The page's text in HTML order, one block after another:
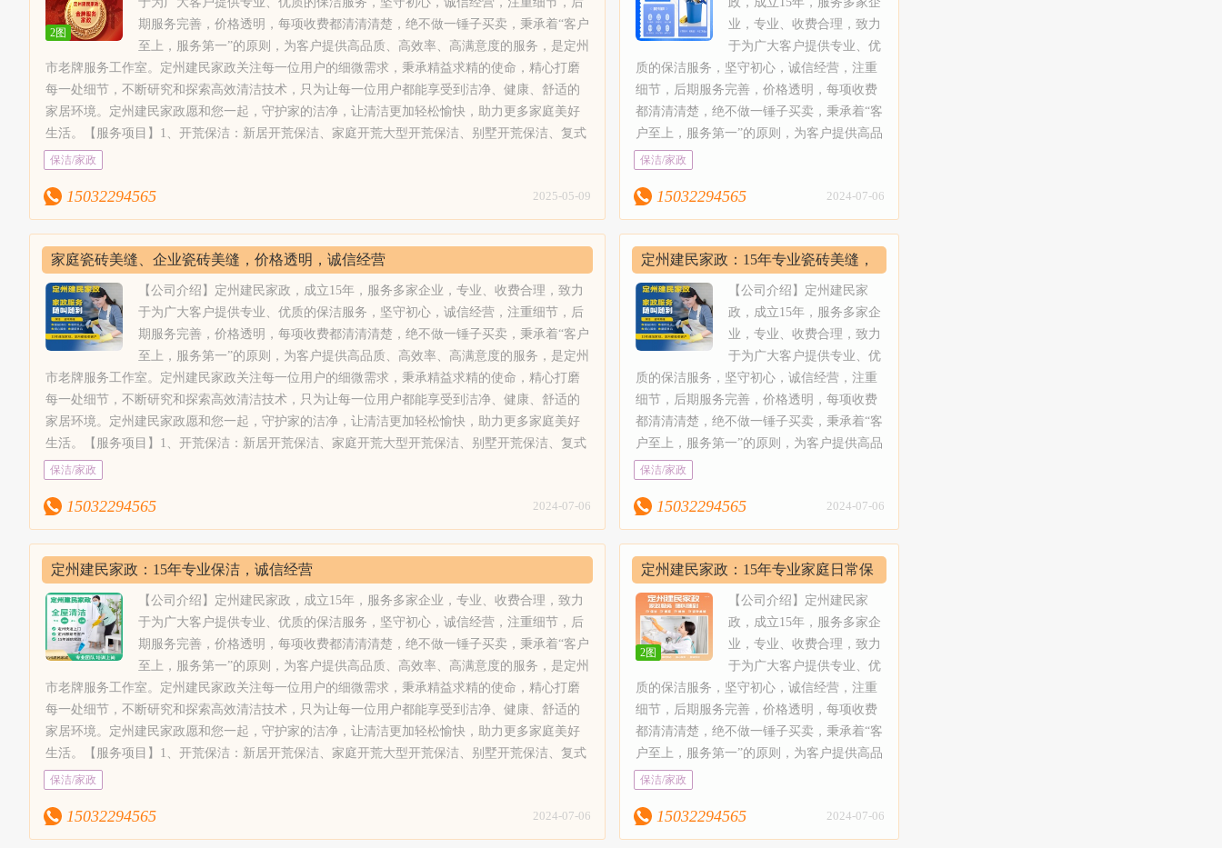
建民家政专业的服务人员上门提供专业的服
务；3、检查好服务区域及范围干净、无灰
尘，物品整理归位；4、客户亲自验收，满
意后确认。【服务保障】1、员工为固定员
工。2、员工都经过专业培训，并且还会不
定期的组织培训和学习，以提高定州建民家
政员工的服务技能和服务水平。3、我们员
工自己携带保洁工具和清洁剂，尽量不麻烦
客户。定州建民家政所有清洁剂为绿色，环
保，中性的清洁剂对你的家居倍加呵护。
务收费】定州建民家政需要根据具体面积、
清理难度等进行收费。
无污渍、光亮洁净。6、专业美缝：瓷砖美
缝剂施工、真瓷胶施工、瓷砖美缝、瓷砖黑
缝处理、瓷砖美容、地砖美缝等，定州建民
家政选取正规卓高美缝剂，绿色环保无污
染，可扫描瓶身查验真伪；7、地毯清洗：
山庄地毯清洗，沙发清洗、皮沙发清洗保
楼地毯、家用块毯，纯毛块毯、纤维块毯，
混纺地毯清洗。8、沙发清洗；皮革工艺清
装纱窗；10、家具家电清洗：抽油烟机清
洗、布艺沙发清洗、吊顶灯清洗、水晶灯清
洗、地毯清洗等。【服务流程】1、接收到
预约，售前客服联系确定好时间；2、定州
建民家政专业的服务人员上门提供专业的服
务；3、检查好服务区域及范围干净、无灰
尘，物品整理归位；4、客户亲自验收，满
意后确认。【服务保障】1、员工为固定员
工。2、员工都经过专业培训，并且还会不
定期的组织培训和学习，以提高定州建民家
政员工的服务技能和服务水平。3、我们员
工自己携带保洁工具和清洁剂，尽量不麻烦
客户。定州建民家政所有清洁剂为绿色，环
保，中性的清洁剂对你的家居倍加呵护。
务收费】定州建民家政需要根据具体面积、
清理难度等进行收费。
养、清洗消毒，家庭块毯、酒店地毯，商务楼地毯、家用块毯，纯毛块毯、纤维块毯，混纺地毯
清洗。8、沙发清洗；皮革工艺清洗、真皮工艺清洗。9、纱窗安装：专业安装纱窗；10、家具家
电清洗：抽油烟机清洗、布艺沙发清洗、吊顶灯清洗、水晶灯清洗、地毯清洗等。【服务流程】
1、接收到预约，售前客服联系确定好时间；2、定州建民家政专业的服务人员上门提供专业的服
务；3、检查好服务区域及范围干净、无灰尘，物品整理归位；4、客户亲自验收，满意后确认。
【服务保障】1、员工为固定员工。2、员工都经过专业培训，并且还会不定期的组织培训和学
习，以提高定州建民家政员工的服务技能和服务水平。3、我们员工自己携带保洁工具和清洁剂，
尽量不麻烦客户。定州建民家政所有清洁剂为绿色，环保，中性的清洁剂对你的家居倍加呵护。
4、明码标价，满意付款，不收小费。【服务收费】定州建民家政需要根据具体面积、清理难度等
进行收费。
1、开荒保洁：新居开荒保洁、家庭开荒大
型开荒保洁、别墅开荒保洁、复式楼开荒保
洁、空房开荒，山庄，别墅，四合院，宾
馆，家庭开荒保洁、医院保洁、学校保洁、
公司保洁、仓库保洁等；2、别墅开荒保
洁：定州建民家政配合专业保洁工具、设备
和各种类型的清洁剂，经验丰富的现场调
度、指挥者，技能熟练的保洁员；3、家庭
精细保洁：二手房保洁、出租房保洁、空房
清洗保洁、闲置房保洁、新居居室保洁；
4、物业保洁：专业保洁人员，制定物业保
洁标准，配合实施物业保洁管理制度，让小
区业主生活的更安心；5、玻璃清洗：采用
双擦技术，做到玻璃表面无水痕、无手印、
无污渍、光亮洁净。6、专业美缝：瓷砖美
缝剂施工、真瓷胶施工、瓷砖美缝、瓷砖黑
缝处理、瓷砖美容、地砖美缝等，定州建民
家政选取正规卓高美缝剂，绿色环保无污
染，可扫描瓶身查验真伪；7、地毯清洗：
山庄地毯清洗，沙发清洗、皮沙发清洗保
楼地毯、家用块毯，纯毛块毯、纤维块毯，
混纺地毯清洗。8、沙发清洗；皮革工艺清
装纱窗；10、家具家电清洗：抽油烟机清
洗、布艺沙发清洗、吊顶灯清洗、水晶灯清
洗、地毯清洗等。【服务流程】1、接收到
预约，售前客服联系确定好时间；2、定州
建民家政专业的服务人员上门提供专业的服
务；3、检查好服务区域及范围干净、无灰
尘，物品整理归位；4、客户亲自验收，满
意后确认。【服务保障】1、员工为固定员
工。2、员工都经过专业培训，并且还会不
定期的组织培训和学习，以提高定州建民家
政员工的服务技能和服务水平。3、我们员
工自己携带保洁工具和清洁剂，尽量不麻烦
客户。定州建民家政所有清洁剂为绿色，环
保，中性的清洁剂对你的家居倍加呵护。
2图
期服务完善，价格透明，每项收费都清清清楚，绝不做一锤子买卖，秉承着“客户
至上，服务第一”的原则，为客户提供高品质、高效率、高满意度的服务，是定州
市老牌服务工作室。定州建民家政关注每一位用户的细微需求，秉承精益求精的使命，精心打磨
每一处细节，不断研究和探索高效清洁技术，只为让每一位用户都能享受到洁净、健康、舒适的
家居环境。定州建民家政愿和您一起，守护家的洁净，让清洁更加轻松愉快，助力更多家庭美好
生活。【服务项目】1、开荒保洁：新居开荒保洁、家庭开荒大型开荒保洁、别墅开荒保洁、复式
楼开荒保洁、空房开荒，山庄，别墅，四合院，宾馆，家庭开荒保洁、医院保洁、学校保洁、公
洁剂，经验丰富的现场调度、指挥者，技能熟练的保洁员；3、家庭精细保洁：二手房保洁、出租
房保洁、空房清洗保洁、闲置房保洁、新居居室保洁；4、物业保洁：专业保洁人员，制定物业保
做到玻璃表面无水痕、无手印、无污渍、光亮洁净。6、专业美缝：瓷砖美缝剂施工、真瓷胶施
工、瓷砖美缝、瓷砖黑缝处理、瓷砖美容、地砖美缝等，定州建民家政选取正规卓高美缝剂，绿
色环保无污染，可扫描瓶身查验真伪；7、地毯清洗：山庄地毯清洗，沙发清洗、皮沙发清洗保
养、清洗消毒，家庭块毯、酒店地毯，商务楼地毯、家用块毯，纯毛块毯、纤维块毯，混纺地毯
清洗。8、沙发清洗；皮革工艺清洗、真皮工艺清洗。9、纱窗安装：专业安装纱窗；10、家具家
电清洗：抽油烟机清洗、布艺沙发清洗、吊顶灯清洗、水晶灯清洗、地毯清洗等。【服务流程】
1、接收到预约，售前客服联系确定好时间；2、定州建民家政专业的服务人员上门提供专业的服
务；3、检查好服务区域及范围干净、无灰尘，物品整理归位；4、客户亲自验收，满意后确认。
【服务保障】1、员工为固定员工。2、员工都经过专业培训，并且还会不定期的组织培训和学
习，以提高定州建民家政员工的服务技能和服务水平。3、我们员工自己携带保洁工具和清洁剂，
尽量不麻烦客户。定州建民家政所有清洁剂为绿色，环保，中性的清洁剂对你的家居倍加呵护。
4、明码标价，满意付款，不收小费。【服务收费】定州建民家政需要根据具体面积、清理难度等
进行收费。
保洁/家政
15032294565 2025-05-09
业，专业、收费合理，致力
于为广大客户提供专业、优
质的保洁服务，坚守初心，诚信经营，注重
细节，后期服务完善，价格透明，每项收费
都清清清楚，绝不做一锤子买卖，秉承着“客
户至上，服务第一”的原则，为客户提供高品
质、高效率、高满意度的服务，是定州市老
户的细微需求，秉承精益求精的使命，精心
打磨每一处细节，不断研究和探索高效清洁
健康、舒适的家居环境。定州建民家政愿和
您一起，守护家的洁净，让清洁更加轻松愉
快，助力更多家庭美好生活。【服务项目】
1、开荒保洁：新居开荒保洁、家庭开荒大
型开荒保洁、别墅开荒保洁、复式楼开荒保
洁、空房开荒，山庄，别墅，四合院，宾
馆，家庭开荒保洁、医院保洁、学校保洁、
公司保洁、仓库保洁等；2、别墅开荒保
洁：配合专业保洁工具、设备和各种类型的
清洁剂，经验丰富的现场调度、指挥者，技
能熟练的保洁员；3、家庭精细保洁：二手
房保洁、出租房保洁、空房清洗保洁、闲置
房保洁、新居居室保洁；4、物业保洁：专
业保洁人员，制定物业保洁标准，配合实施
物业保洁管理制度，让小区业主生活的更安
心；5、玻璃清洗：采用双擦技术，做到玻
璃表面无水痕、无手印、无污渍、光亮洁
净。6、专业美缝：瓷砖美缝剂施工、真瓷
胶施工、瓷砖美缝、瓷砖黑缝处理、瓷砖美
容、地砖美缝等，选取正规卓高美缝剂，绿
色环保无污染，可扫描瓶身查验真伪；7、
地毯清洗：山庄地毯清洗，沙发清洗、皮沙
发清洗保养、清洗消毒，家庭块毯、酒店地
维块毯，混纺地毯清洗。8、沙发清洗；皮
革工艺清洗、真皮工艺清洗。9、纱窗安
保洁/家政
15032294565 2024-07-06
家庭瓷砖美缝、企业瓷砖美缝，价格透明，诚信经营
【公司介绍】定州建民家政，成立15年，服务多家企业，专业、收费合理，致力
于为广大客户提供专业、优质的保洁服务，坚守初心，诚信经营，注重细节，后
期服务完善，价格透明，每项收费都清清清楚，绝不做一锤子买卖，秉承着“客户
至上，服务第一”的原则，为客户提供高品质、高效率、高满意度的服务，是定州
市老牌服务工作室。定州建民家政关注每一位用户的细微需求，秉承精益求精的使命，精心打磨
每一处细节，不断研究和探索高效清洁技术，只为让每一位用户都能享受到洁净、健康、舒适的
家居环境。定州建民家政愿和您一起，守护家的洁净，让清洁更加轻松愉快，助力更多家庭美好
生活。【服务项目】1、开荒保洁：新居开荒保洁、家庭开荒大型开荒保洁、别墅开荒保洁、复式
楼开荒保洁、空房开荒，山庄，别墅，四合院，宾馆，家庭开荒保洁、医院保洁、学校保洁、公
富的现场调度、指挥者，技能熟练的保洁员；3、家庭精细保洁：二手房保洁、出租房保洁、空房
清洗保洁、闲置房保洁、新居居室保洁；4、物业保洁：专业保洁人员，制定物业保洁标准，配合
无水痕、无手印、无污渍、光亮洁净。6、专业美缝：瓷砖美缝剂施工、真瓷胶施工、瓷砖美缝、
瓷砖黑缝处理、瓷砖美容、地砖美缝等，选取正规卓高美缝剂，绿色环保无污染，可扫描瓶身查
验真伪；7、地毯清洗：山庄地毯清洗，沙发清洗、皮沙发清洗保养、清洗消毒，家庭块毯、酒店
地毯，商务楼地毯、家用块毯，纯毛块毯、纤维块毯，混纺地毯清洗。8、沙发清洗；皮革工艺清
洗、真皮工艺清洗。9、纱窗安装：专业安装纱窗；10、家具家电清洗：抽油烟机清洗、布艺沙发
清洗、吊顶灯清洗、水晶灯清洗、地毯清洗等。【服务流程】1、接收到预约，售前客服联系确定
好时间；2、专业的服务人员上门提供专业的服务；3、检查好服务区域及范围干净、无灰尘，物
品整理归位；4、客户亲自验收，满意后确认。【服务保障】1、员工为固定员工。2、员工都经过
专业培训，并且还会不定期的组织培训和学习，以提高员工的服务技能和服务水平。3、我们员工
自己携带保洁工具和清洁剂，尽量不麻烦客户。所有清洁剂为绿色，环保，中性的清洁剂对你的
家居倍加呵护。4、明码标价，满意付款，不收小费。【服务收费】需要根据具体面积、清理难度
等进行收费。
保洁/家政
15032294565 2024-07-06
定州建民家政：15年专业瓷砖美缝，
价格透明
【公司介绍】定州建民家
政，成立15年，服务多家企
业，专业、收费合理，致力
于为广大客户提供专业、优
质的保洁服务，坚守初心，诚信经营，注重
细节，后期服务完善，价格透明，每项收费
都清清清楚，绝不做一锤子买卖，秉承着“客
户至上，服务第一”的原则，为客户提供高品
质、高效率、高满意度的服务，是定州市老
户的细微需求，秉承精益求精的使命，精心
打磨每一处细节，不断研究和探索高效清洁
健康、舒适的家居环境。定州建民家政愿和
您一起，守护家的洁净，让清洁更加轻松愉
快，助力更多家庭美好生活。【服务项目】
1、开荒保洁：新居开荒保洁、家庭开荒大
型开荒保洁、别墅开荒保洁、复式楼开荒保
洁、空房开荒，山庄，别墅，四合院，宾
馆，家庭开荒保洁、医院保洁、学校保洁、
公司保洁、仓库保洁等；2、别墅开荒保
洁：配合专业保洁工具、设备和各种类型的
清洁剂，经验丰富的现场调度、指挥者，技
能熟练的保洁员；3、家庭精细保洁：二手
房保洁、出租房保洁、空房清洗保洁、闲置
房保洁、新居居室保洁；4、物业保洁：专
保洁/家政
15032294565 2024-07-06
定州建民家政：15年专业保洁，诚信经营
【公司介绍】定州建民家政，成立15年，服务多家企业，专业、收费合理，致力
于为广大客户提供专业、优质的保洁服务，坚守初心，诚信经营，注重细节，后
期服务完善，价格透明，每项收费都清清清楚，绝不做一锤子买卖，秉承着“客户
至上，服务第一”的原则，为客户提供高品质、高效率、高满意度的服务，是定州
市老牌服务工作室。定州建民家政关注每一位用户的细微需求，秉承精益求精的使命，精心打磨
每一处细节，不断研究和探索高效清洁技术，只为让每一位用户都能享受到洁净、健康、舒适的
家居环境。定州建民家政愿和您一起，守护家的洁净，让清洁更加轻松愉快，助力更多家庭美好
生活。【服务项目】1、开荒保洁：新居开荒保洁、家庭开荒大型开荒保洁、别墅开荒保洁、复式
楼开荒保洁、空房开荒，山庄，别墅，四合院，宾馆，家庭开荒保洁、医院保洁、学校保洁、公
富的现场调度、指挥者，技能熟练的保洁员；3、家庭精细保洁：二手房保洁、出租房保洁、空房
清洗保洁、闲置房保洁、新居居室保洁；4、物业保洁：专业保洁人员，制定物业保洁标准，配合
保洁/家政
15032294565 2024-07-06
定州建民家政：15年专业家庭日常保
洁、深度保洁、开荒保洁
2图
【公司介绍】定州建民家
政，成立15年，服务多家企
业，专业、收费合理，致力
于为广大客户提供专业、优
质的保洁服务，坚守初心，诚信经营，注重
细节，后期服务完善，价格透明，每项收费
都清清清楚，绝不做一锤子买卖，秉承着“客
户至上，服务第一”的原则，为客户提供高品
质、高效率、高满意度的服务，是定州市老
户的细微需求，秉承精益求精的使命，精心
打磨每一处细节，不断研究和探索高效清洁
保洁/家政
15032294565 2024-07-06